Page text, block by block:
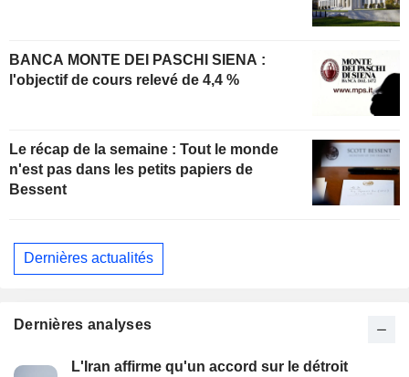
BANCA MONTE DEI PASCHI SIENA :
l'objectif de cours relevé de 4,4 %
Le récap de la semaine : Tout le monde
n'est pas dans les petits papiers de
Bessent
Dernières actualités
Dernières analyses
L'Iran affirme qu'un accord sur le détroit